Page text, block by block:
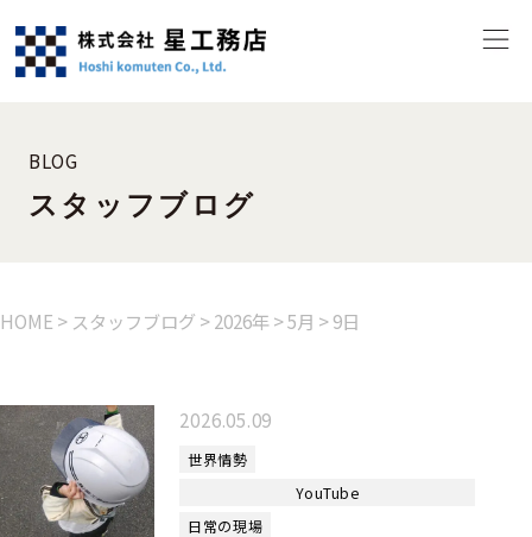
BLOG
スタッフブログ
HOME > スタッフブログ >2026年>5月 >9日
2026.05.09
世界情勢
YouTube
日常の現場